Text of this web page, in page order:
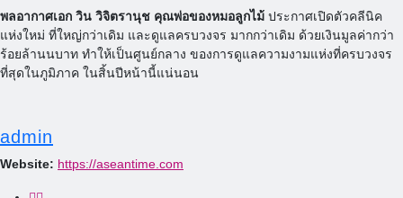
พลอากาศเอก วิน วิจิตรานุช คุณพ่อของหมอลูกไม้ ประกาศเปิดตัวคลีนิค
แห่งใหม่ ที่ใหญ่กว่าเดิม และดูแลครบวงจร มากกว่าเดิม ด้วยเงินมูลค่ากว่า
ร้อยล้านนบาท ทำให้เป็นศูนย์กลาง ของการดูแลความงามแห่งที่ครบวงจร
ที่สุดในภูมิภาค ในสิ้นปีหน้านี้แน่นอน
admin
Website: https://aseantime.com